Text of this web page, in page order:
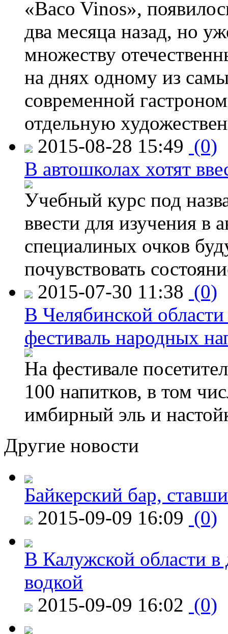
«Baco Vinos»,
два месяца назад, но
множеству
на днях одному из
современной
отдельную
2015-08-28 15:49 (0)
В автошколах хотят
Учебный курс под
ввести для изучения
специалиных очков
почувствовать
2015-07-30 11:38 (0)
В Челябинской
фестиваль народных
На фестивале
100 напитков, в том
имбирный эль и
Другие новости
Байкерский бар,
2015-09-09 16:09 (0)
В Калужской области в
водкой
2015-09-09 16:02 (0)